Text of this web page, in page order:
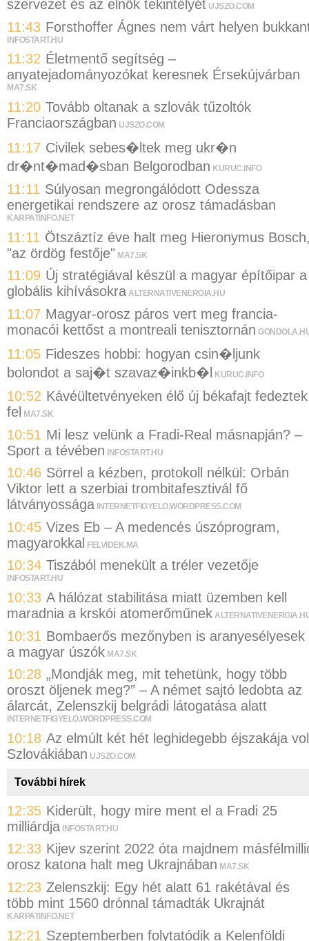
szervezet és az elnök tekintélyét UJSZO.COM
11:43 Forsthoffer Ágnes nem várt helyen
INFOSTART.HU
11:32 Életmentő segítség –
anyatejadományozókat keresnek Érsekújvárban
MA7.SK
11:20 Tovább oltanak a szlovák tűzoltók
Franciaországban UJSZO.COM
11:17 Civilek sebes�ltek meg ukr�n
dr�nt�mad�sban Belgorodban KURUC.INFO
11:11 Súlyosan megrongálódott Odessza
energetikai rendszere az orosz támadásban
KARPATINFO.NET
11:11 Ötszáztíz éve halt meg Hieronymus
"az ördög festője" MA7.SK
11:09 Új stratégiával készül a magyar építőipar a
globális kihívásokra ALTERNATIVENERGIA.HU
11:07 Magyar-orosz páros vert meg francia-
monacói kettőst a montreali tenisztornán
11:05 Fideszes hobbi: hogyan csin�ljunk
bolondot a saj�t szavaz�inkb�l
KURUC.INFO
10:52 Kávéültetvényeken élő új békafajt fedeztek
fel
MA7.SK
10:51 Mi lesz velünk a Fradi-Real másnapján? –
Sport a tévében INFOSTART.HU
10:46 Sörrel a kézben, protokoll nélkül: Orbán
Viktor lett a szerbiai trombitafesztivál fő
látványossága INTERNETFIGYELO.WORDPRESS.COM
10:45 Vizes Eb – A medencés úszóprogram,
magyarokkal FELVIDEK.MA
10:34 Tiszából menekült a tréler vezetője
INFOSTART.HU
10:33 A hálózat stabilitása miatt üzemben kell
maradnia a krskói atomerőműnek
10:31 Bombaerős mezőnyben is aranyesélyesek
a magyar úszók MA7.SK
10:28 „Mondják meg, mit tehetünk, hogy több
oroszt öljenek meg?” – A német sajtó ledobta az
álarcát, Zelenszkij belgrádi látogatása alatt
INTERNETFIGYELO.WORDPRESS.COM
10:18 Az elmúlt két hét leghidegebb éjszakája
Szlovákiában UJSZO.COM
További hírek
12:35 Kiderült, hogy mire ment el a Fradi 25
milliárdja INFOSTART.HU
12:33 Kijev szerint 2022 óta majdnem
orosz katona halt meg Ukrajnában MA7.SK
12:23 Zelenszkij: Egy hét alatt 61 rakétával és
több mint 1560 drónnal támadták Ukrajnát
KARPATINFO.NET
12:21 Szeptemberben folytatódik a Kelenföldi